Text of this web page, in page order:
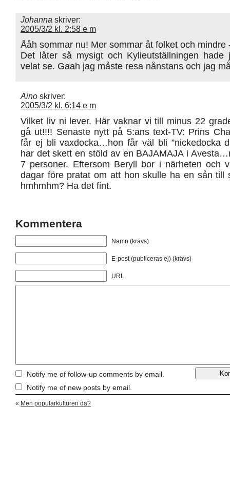
Johanna skriver:
2005/3/2 kl. 2:58 e m
Ååh sommar nu! Mer sommar åt folket och mindre
Det låter så mysigt och Kylieutställningen hade
velat se. Gaah jag måste resa nånstans och jag
Aino skriver:
2005/3/2 kl. 6:14 e m
Vilket liv ni lever. Här vaknar vi till minus 22
gå ut!!!! Senaste nytt på 5:ans text-TV: Prins
får ej bli vaxdocka…hon får väl bli ”nickedocka
har det skett en stöld av en BAJAMAJA i
7 personer. Eftersom Beryll bor i närheten och
dagar före pratat om att hon skulle ha en sån till
hmhmhm? Ha det fint.
Kommentera
Namn (krävs)
E-post (publiceras ej) (krävs)
URL
Notify me of follow-up comments by email.
Notify me of new posts by email.
« Men popularkulturen da?